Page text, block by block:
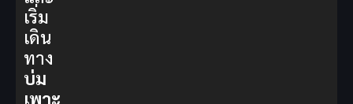
เริ่ม
เดิน
ทาง
บ่ม
เพาะ